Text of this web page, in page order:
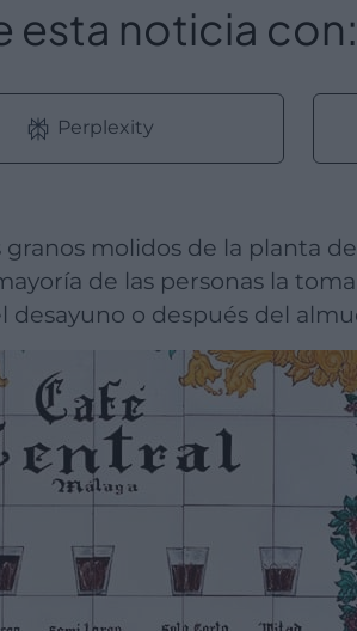
esta noticia con:
Perplexity
granos molidos de la planta
de las personas la
desayuno o después del